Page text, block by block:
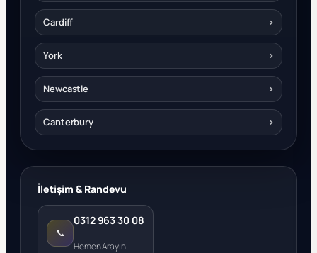
Cardiff ›
York ›
Newcastle ›
Canterbury ›
İletişim & Randevu
📞
0312 963 30 08
Hemen Arayın